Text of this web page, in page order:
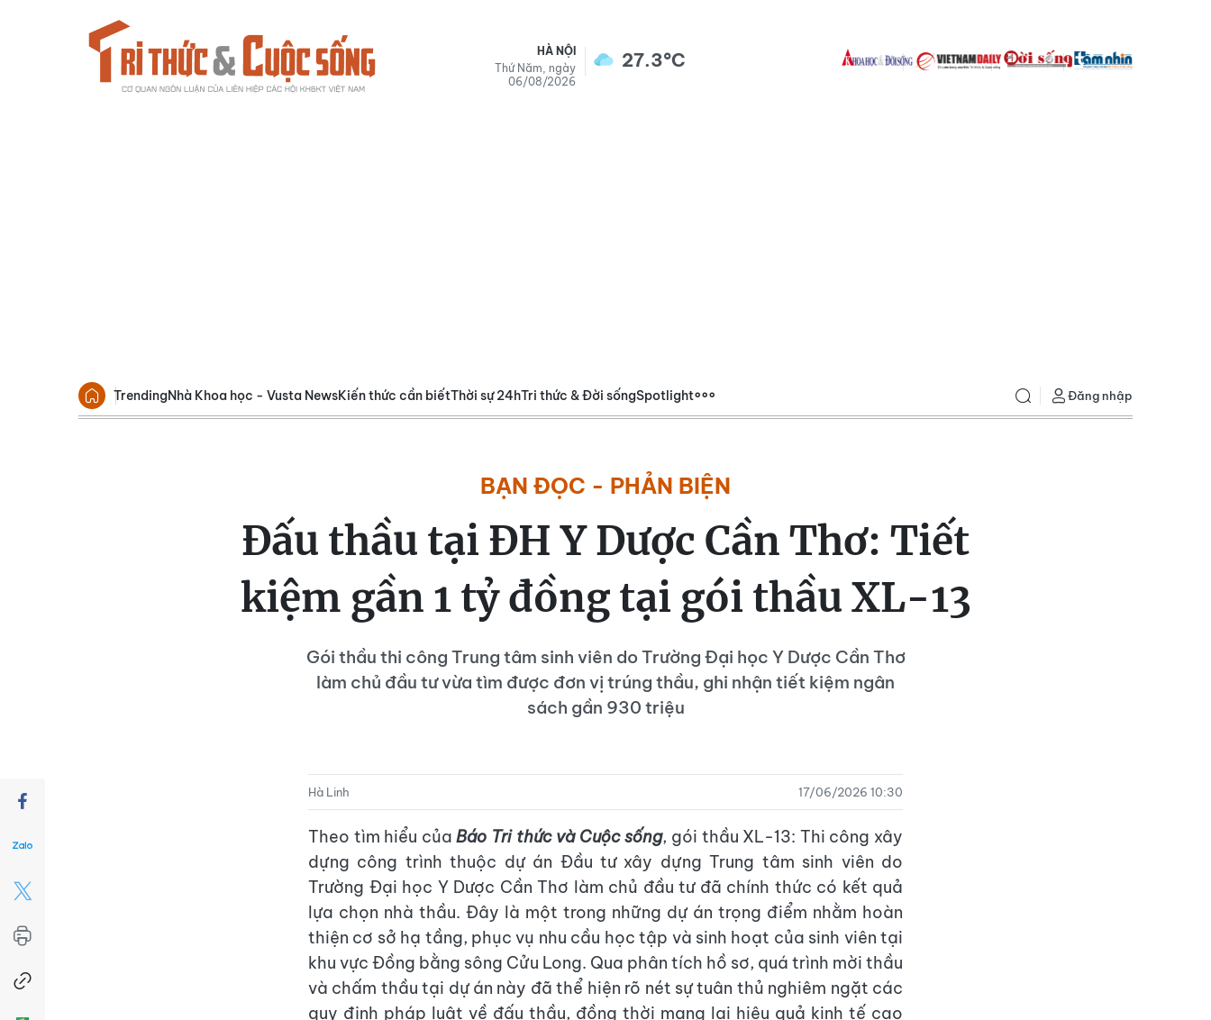
HÀ NỘI
Thứ Năm, ngày
06/08/2026
27.3°C
TrendingNhà Khoa học - Vusta NewsKiến thức cần biếtThời sự 24hTri thức & Đời sốngSpotlight Đăng nhập
BẠN ĐỌC - PHẢN BIỆN
Đấu thầu tại ĐH Y Dược Cần Thơ: Tiết
kiệm gần 1 tỷ đồng tại gói thầu XL-13
Gói thầu thi công Trung tâm sinh viên do Trường Đại học Y Dược Cần Thơ
làm chủ đầu tư vừa tìm được đơn vị trúng thầu, ghi nhận tiết kiệm ngân
sách gần 930 triệu
Hà Linh 17/06/2026 10:30
Theo tìm hiểu củaBáo Tri thức và Cuộc sống, gói thầu XL-13: Thi công xây
dựng công trình thuộc dự án Đầu tư xây dựng Trung tâm sinh viên do
Trường Đại học Y Dược Cần Thơ làm chủ đầu tư đã chính thức có kết quả
lựa chọn nhà thầu. Đây là một trong những dự án trọng điểm nhằm hoàn
thiện cơ sở hạ tầng, phục vụ nhu cầu học tập và sinh hoạt của sinh viên tại
khu vực Đồng bằng sông Cửu Long. Qua phân tích hồ sơ, quá trình mời thầu
và chấm thầu tại dự án này đã thể hiện rõ nét sự tuân thủ nghiêm ngặt các
quy định pháp luật về đấu thầu, đồng thời mang lại hiệu quả kinh tế cao